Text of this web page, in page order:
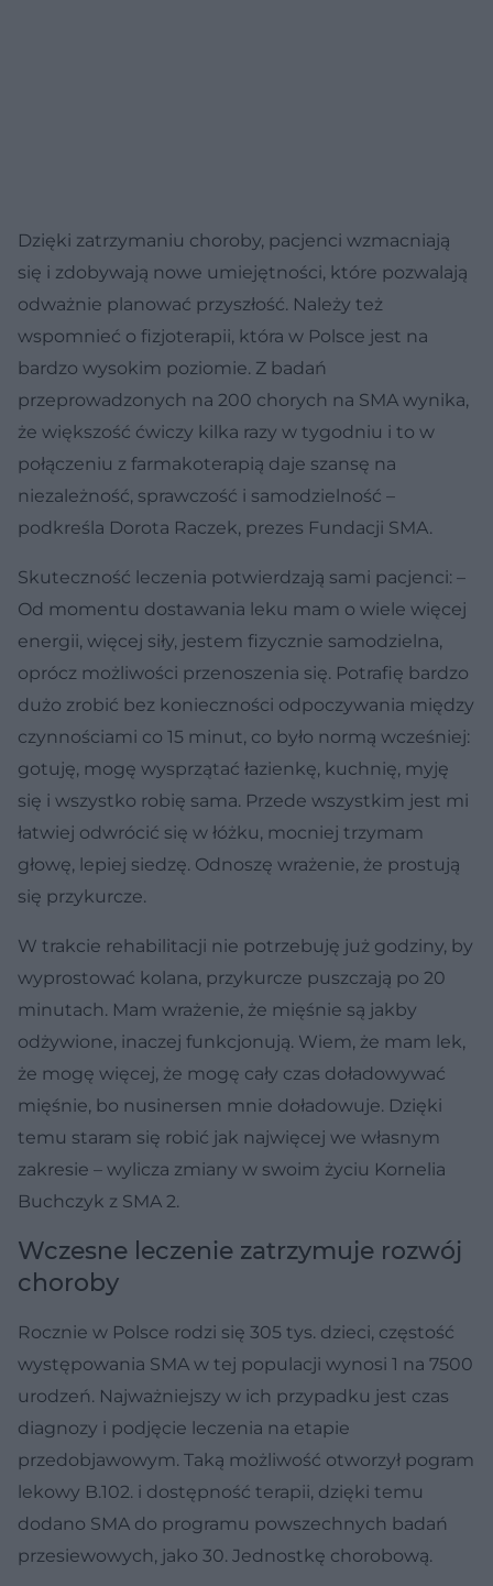
Dzięki zatrzymaniu choroby, pacjenci wzmacniają
się i zdobywają nowe umiejętności, które pozwalają
odważnie planować przyszłość. Należy też
wspomnieć o fizjoterapii, która w Polsce jest na
bardzo wysokim poziomie. Z badań
przeprowadzonych na 200 chorych na SMA wynika,
że większość ćwiczy kilka razy w tygodniu i to w
połączeniu z farmakoterapią daje szansę na
niezależność, sprawczość i samodzielność –
podkreśla Dorota Raczek, prezes Fundacji SMA.
Skuteczność leczenia potwierdzają sami pacjenci: –
Od momentu dostawania leku mam o wiele więcej
energii, więcej siły, jestem fizycznie samodzielna,
oprócz możliwości przenoszenia się. Potrafię bardzo
dużo zrobić bez konieczności odpoczywania między
czynnościami co 15 minut, co było normą wcześniej:
gotuję, mogę wysprzątać łazienkę, kuchnię, myję
się i wszystko robię sama. Przede wszystkim jest mi
łatwiej odwrócić się w łóżku, mocniej trzymam
głowę, lepiej siedzę. Odnoszę wrażenie, że prostują
się przykurcze.
W trakcie rehabilitacji nie potrzebuję już godziny, by
wyprostować kolana, przykurcze puszczają po 20
minutach. Mam wrażenie, że mięśnie są jakby
odżywione, inaczej funkcjonują. Wiem, że mam lek,
że mogę więcej, że mogę cały czas doładowywać
mięśnie, bo nusinersen mnie doładowuje. Dzięki
temu staram się robić jak najwięcej we własnym
zakresie – wylicza zmiany w swoim życiu Kornelia
Buchczyk z SMA 2.
Wczesne leczenie zatrzymuje rozwój
choroby
Rocznie w Polsce rodzi się 305 tys. dzieci, częstość
występowania SMA w tej populacji wynosi 1 na 7500
urodzeń. Najważniejszy w ich przypadku jest czas
diagnozy i podjęcie leczenia na etapie
przedobjawowym. Taką możliwość otworzył pogram
lekowy B.102. i dostępność terapii, dzięki temu
dodano SMA do programu powszechnych badań
przesiewowych, jako 30. Jednostkę chorobową.